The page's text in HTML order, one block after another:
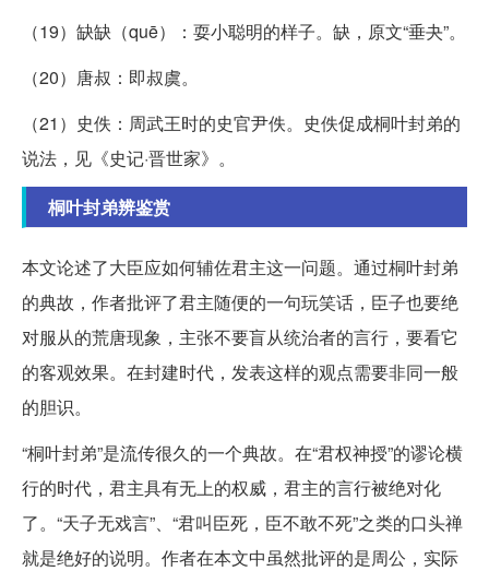
（19）缺缺（quē）：耍小聪明的样子。缺，原文“垂夬”。
（20）唐叔：即叔虞。
（21）史佚：周武王时的史官尹佚。史佚促成桐叶封弟的
说法，见《史记·晋世家》。
桐叶封弟辨鉴赏
本文论述了大臣应如何辅佐君主这一问题。通过桐叶封弟
的典故，作者批评了君主随便的一句玩笑话，臣子也要绝
对服从的荒唐现象，主张不要盲从统治者的言行，要看它
的客观效果。在封建时代，发表这样的观点需要非同一般
的胆识。
“桐叶封弟”是流传很久的一个典故。在“君权神授”的谬论横
行的时代，君主具有无上的权威，君主的言行被绝对化
了。“天子无戏言”、“君叫臣死，臣不敢不死”之类的口头禅
就是绝好的说明。作者在本文中虽然批评的是周公，实际